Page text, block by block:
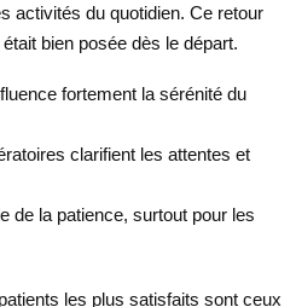
activités du quotidien. Ce retour
bien posée dès le départ.
fortement la sérénité du
clarifient les attentes et
de la patience, surtout pour les
les plus satisfaits sont ceux